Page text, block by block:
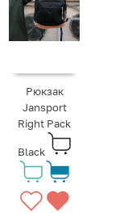
Рюкзак
Jansport
Right Pack
Black